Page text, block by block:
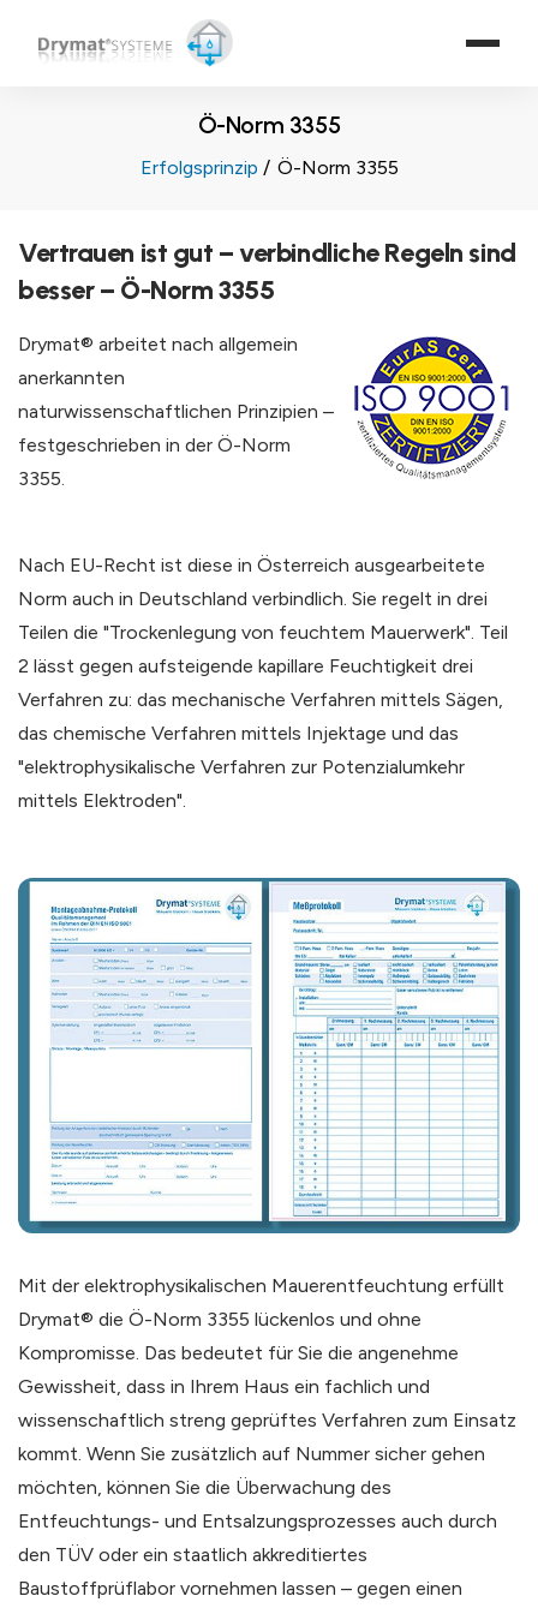
Ö-Norm 3355
Erfolgsprinzip Ö-Norm 3355
Vertrauen ist gut – verbindliche Regeln sind
besser – Ö-Norm 3355
Drymat® arbeitet nach allgemein
anerkannten
naturwissenschaftlichen Prinzipien –
festgeschrieben in der Ö-Norm
3355.
Nach EU-Recht ist diese in Österreich ausgearbeitete
Norm auch in Deutschland verbindlich. Sie regelt in drei
Teilen die "Trockenlegung von feuchtem Mauerwerk". Teil
2 lässt gegen aufsteigende kapillare Feuchtigkeit drei
Verfahren zu: das mechanische Verfahren mittels Sägen,
das chemische Verfahren mittels Injektage und das
"elektrophysikalische Verfahren zur Potenzialumkehr
mittels Elektroden".
Mit der elektrophysikalischen Mauerentfeuchtung erfüllt
Drymat® die Ö-Norm 3355 lückenlos und ohne
Kompromisse. Das bedeutet für Sie die angenehme
Gewissheit, dass in Ihrem Haus ein fachlich und
wissenschaftlich streng geprüftes Verfahren zum Einsatz
kommt. Wenn Sie zusätzlich auf Nummer sicher gehen
möchten, können Sie die Überwachung des
Entfeuchtungs- und Entsalzungsprozesses auch durch
den TÜV oder ein staatlich akkreditiertes
Baustoffprüflabor vornehmen lassen – gegen einen